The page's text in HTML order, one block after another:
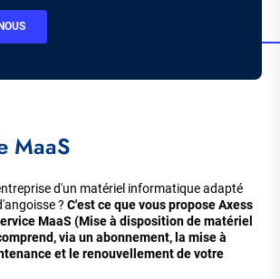
MaaS
d'un matériel informatique adapté
? C'est ce que vous propose Axess
MaaS (Mise à disposition de matériel
via un abonnement, la mise à
et le renouvellement de votre